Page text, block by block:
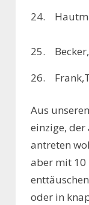
24.
25.
26.
Aus
einzige, der
antreten
aber mit 10
oder in